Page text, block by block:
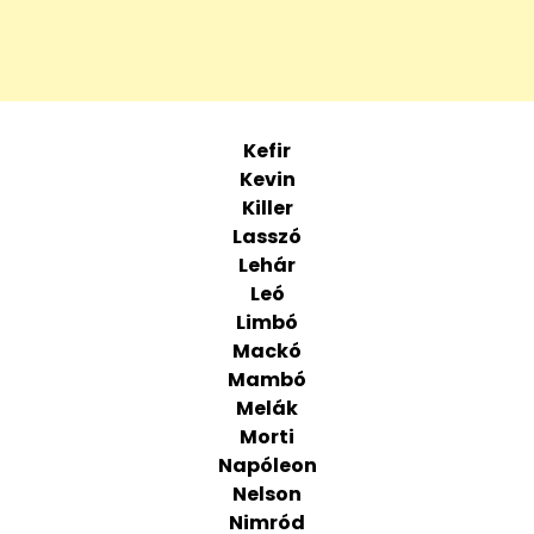
Kefir
Kevin
Killer
Lasszó
Lehár
Leó
Limbó
Mackó
Mambó
Melák
Morti
Napóleon
Nelson
Nimród